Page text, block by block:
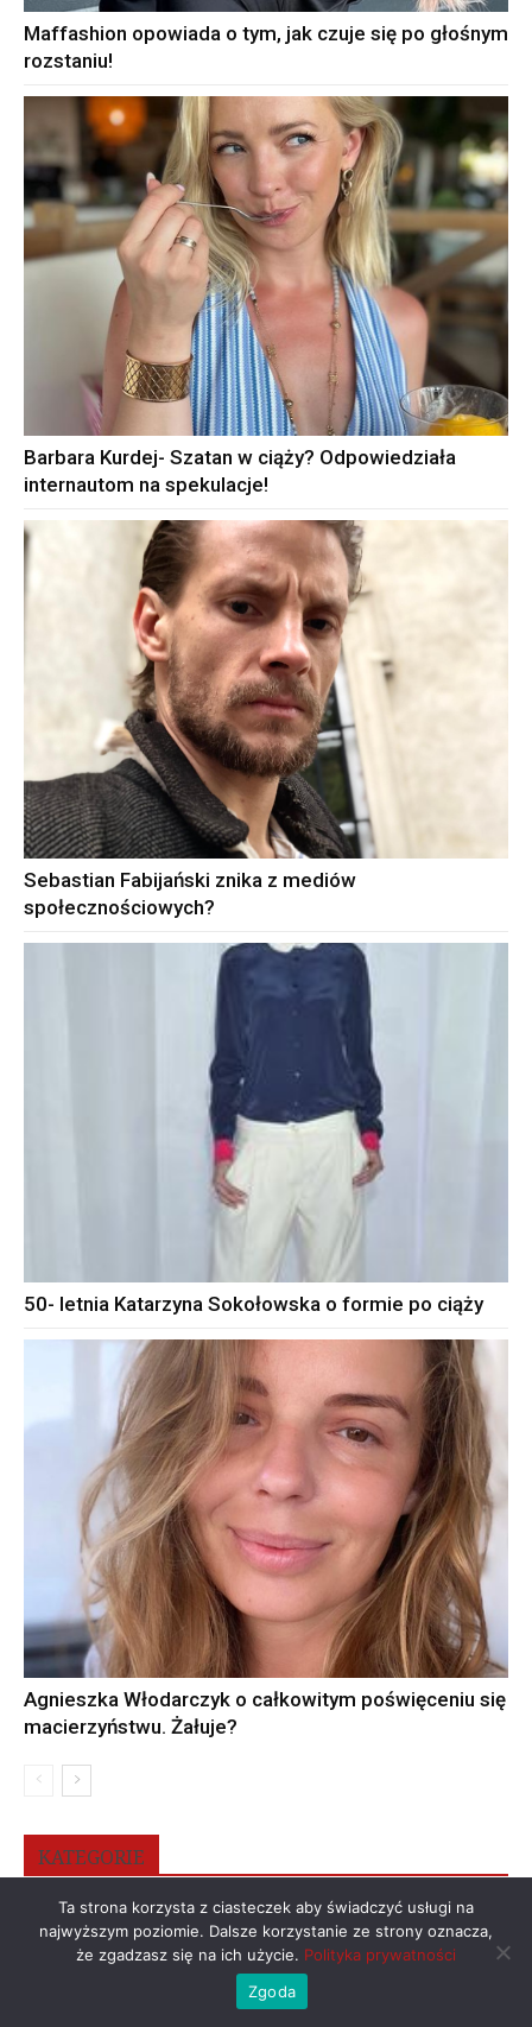
Maffashion opowiada o tym, jak czuje się po głośnym
rozstaniu!
Barbara Kurdej- Szatan w ciąży? Odpowiedziała
internautom na spekulacje!
Sebastian Fabijański znika z mediów
społecznościowych?
50- letnia Katarzyna Sokołowska o formie po ciąży
Agnieszka Włodarczyk o całkowitym poświęceniu się
macierzyństwu. Żałuje?
KATEGORIE
Wiadomości (3263) Archiwum(1142) Opinie(320)
Plotki(260) Cukiernik Nie Słodzi (172) Polityka (163)
(106) Sport
Ta strona korzysta z ciasteczek aby świadczyć usługi na
najwyższym poziomie. Dalsze korzystanie ze strony oznacza,
że zgadzasz się na ich użycie. Polityka prywatności
Zgoda